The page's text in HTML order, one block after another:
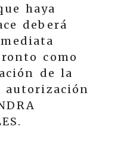
haya
deberá
como
de la
autorización
.